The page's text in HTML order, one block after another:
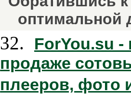
оптимальной
32.
ForYou.su -
продаже
плееров, фото